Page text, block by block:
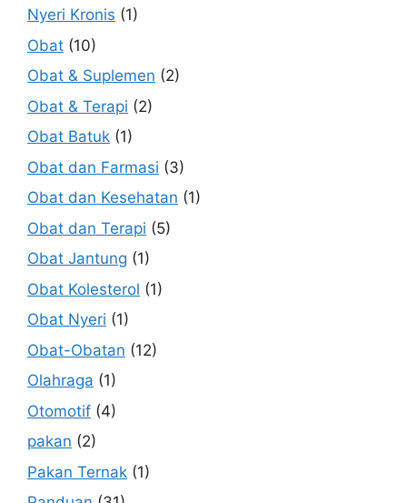
Nyeri Kronis (1)
Obat (10)
Obat & Suplemen (2)
Obat & Terapi (2)
Obat Batuk (1)
Obat dan Farmasi (3)
Obat dan Kesehatan (1)
Obat dan Terapi (5)
Obat Jantung (1)
Obat Kolesterol (1)
Obat Nyeri (1)
Obat-Obatan (12)
Olahraga (1)
Otomotif (4)
pakan (2)
Pakan Ternak (1)